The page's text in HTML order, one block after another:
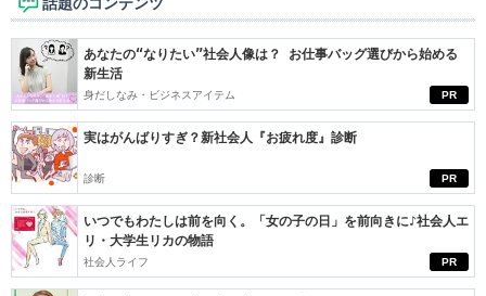
話題のコンテンツ
PR
あなたの“なりたい”社会人像は？ お仕事バッグ選びから始める
新生活
身だしなみ・ビジネスアイテム
PR
実はがんばりすぎ？新社会人『お疲れ度』診断
診断
PR
いつでもわたしは前を向く。「女の子の日」を前向きに♪社会人エ
リ・大学生リカの物語
社会人ライフ